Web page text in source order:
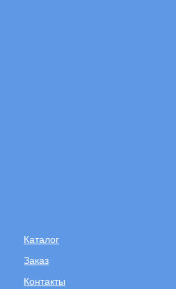
Каталог
Заказ
Контакты